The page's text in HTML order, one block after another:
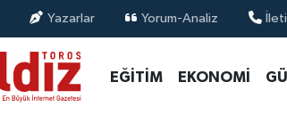
Yazarlar Yorum-Analiz
EĞİTİM EKONOMİ